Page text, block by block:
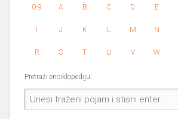
0-9 A B C D E
I J K L M N
R S T U V W
Pretraži enciklopediju: